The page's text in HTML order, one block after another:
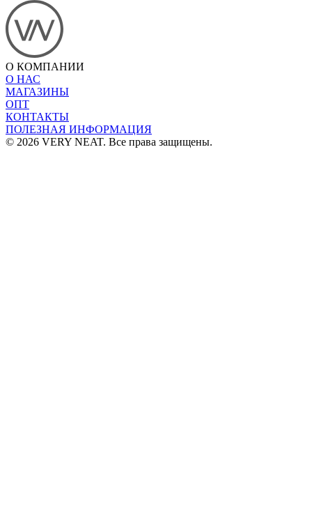
О КОМПАНИИ
О НАС
МАГАЗИНЫ
ОПТ
КОНТАКТЫ
ПОЛЕЗНАЯ ИНФОРМАЦИЯ
© 2026 VERY NEAT. Все права защищены.